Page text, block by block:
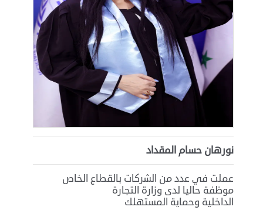
نورهان حسام المقداد
عملت في عدد من الشركات بالقطاع الخاص
موظفة حاليا لدى وزارة التجارة
الداخلية وحماية المستهلك